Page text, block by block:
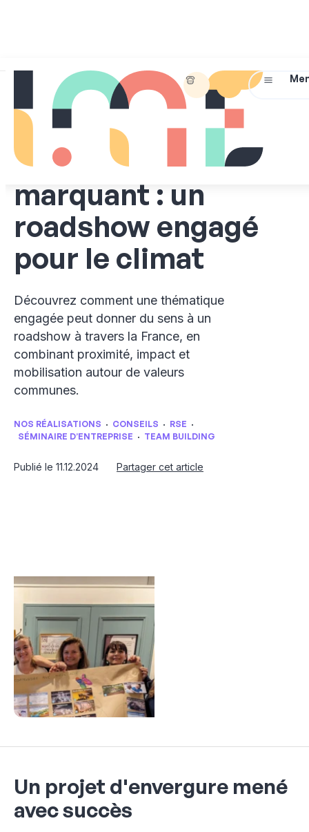
45
72
07
Briefez-
nous !
BLOG ÉVÉNEMENTIEL
Retour sur un
événement
marquant : un
roadshow engagé
pour le climat
Découvrez comment une thématique
engagée peut donner du sens à un
roadshow à travers la France, en
combinant proximité, impact et
mobilisation autour de valeurs
communes.
NOS RÉALISATIONS · CONSEILS · RSE ·
SÉMINAIRE D’ENTREPRISE · TEAM BUILDING
Publié le 11.12.2024 Partager cet article
Un projet d'envergure mené
avec succès